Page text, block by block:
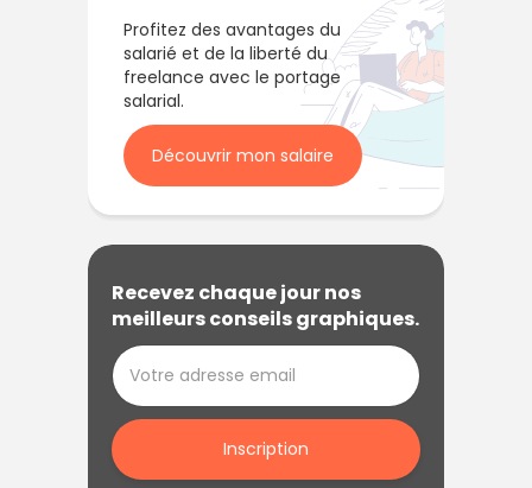
Profitez des avantages du
salarié et de la liberté du
freelance avec le portage
salarial.
Découvrir mon salaire
Recevez chaque jour nos
meilleurs conseils graphiques.
Inscription